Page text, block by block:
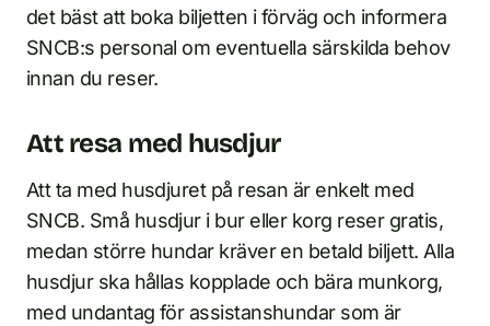
det bäst att boka biljetten i förväg och informera
SNCB:s personal om eventuella särskilda behov
innan du reser.
Att resa med husdjur
Att ta med husdjuret på resan är enkelt med
SNCB. Små husdjur i bur eller korg reser gratis,
medan större hundar kräver en betald biljett. Alla
husdjur ska hållas kopplade och bära munkorg,
med undantag för assistanshundar som är